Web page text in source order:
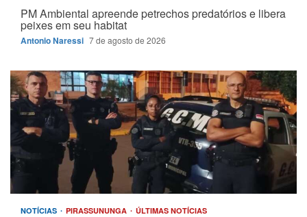
PM Ambiental apreende petrechos predatórios e libera
peixes em seu habitat
Antonio Naressi 7 de agosto de 2026
NOTÍCIAS PIRASSUNUNGA ÚLTIMAS NOTÍCIAS